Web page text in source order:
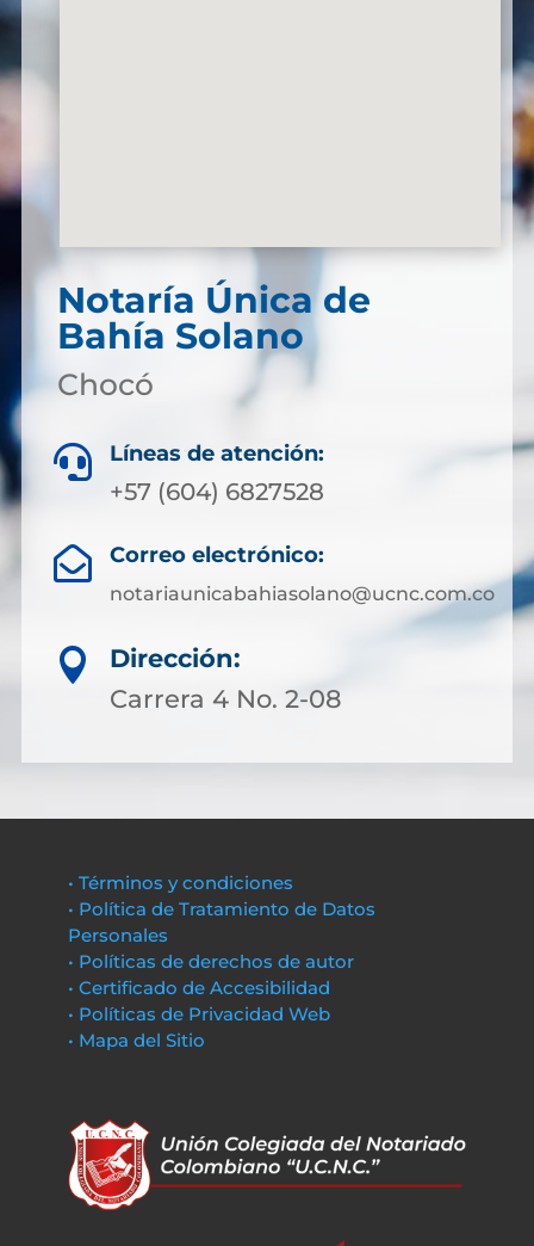
Notaría Única de
Bahía Solano
Chocó
 Líneas de atención:
+57 (604) 6827528
 Correo electrónico:
notariaunicabahiasolano@ucnc.com.co

Dirección:
Carrera 4 No. 2-08
• Términos y condiciones
• Política de Tratamiento de Datos
Personales
• Políticas de derechos de autor
• Certificado de Accesibilidad
• Políticas de Privacidad Web
• Mapa del Sitio